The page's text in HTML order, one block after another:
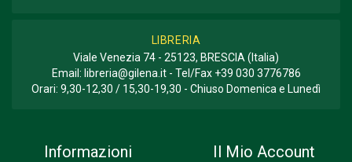
LIBRERIA
Viale Venezia 74 - 25123, BRESCIA (Italia)
Email: libreria@gilena.it- Tel/Fax +39 030 3776786
Orari: 9,30-12,30 / 15,30-19,30 - Chiuso Domenica e Lunedì
Informazioni Il Mio Account